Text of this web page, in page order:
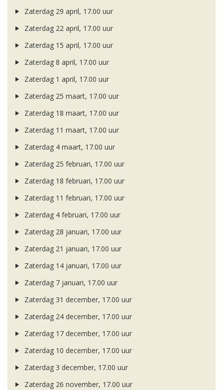
Zaterdag 29 april, 17.00 uur
Zaterdag 22 april, 17.00 uur
Zaterdag 15 april, 17.00 uur
Zaterdag 8 april, 17.00 uur
Zaterdag 1 april, 17.00 uur
Zaterdag 25 maart, 17.00 uur
Zaterdag 18 maart, 17.00 uur
Zaterdag 11 maart, 17.00 uur
Zaterdag 4 maart, 17.00 uur
Zaterdag 25 februari, 17.00 uur
Zaterdag 18 februari, 17.00 uur
Zaterdag 11 februari, 17.00 uur
Zaterdag 4 februari, 17.00 uur
Zaterdag 28 januari, 17.00 uur
Zaterdag 21 januari, 17.00 uur
Zaterdag 14 januari, 17.00 uur
Zaterdag 7 januari, 17.00 uur
Zaterdag 31 december, 17.00 uur
Zaterdag 24 december, 17.00 uur
Zaterdag 17 december, 17.00 uur
Zaterdag 10 december, 17.00 uur
Zaterdag 3 december, 17.00 uur
Zaterdag 26 november, 17.00 uur